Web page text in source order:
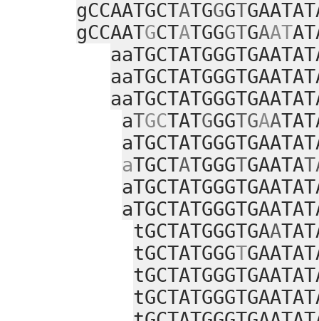
gCCAATGCTATGGGT
gCCAATGCTATGGGTGAAT
aTGCTATGGGTGAA
aTGCTATGGGTGAATA
tGCTATGGGTGAA
tGCTATGGGT